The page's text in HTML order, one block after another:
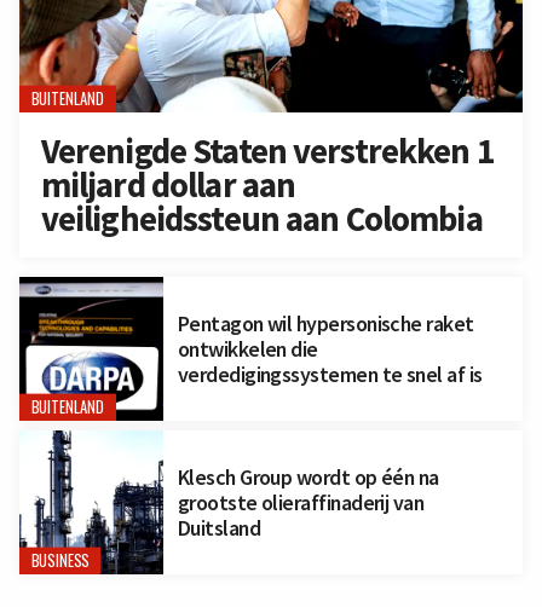
BUITENLAND
Verenigde Staten verstrekken 1
miljard dollar aan
veiligheidssteun aan Colombia
BUITENLAND
Pentagon wil hypersonische raket
ontwikkelen die
verdedigingssystemen te snel af is
BUSINESS
Klesch Group wordt op één na
grootste olieraffinaderij van
Duitsland